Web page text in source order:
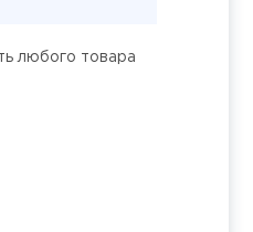
любого товара